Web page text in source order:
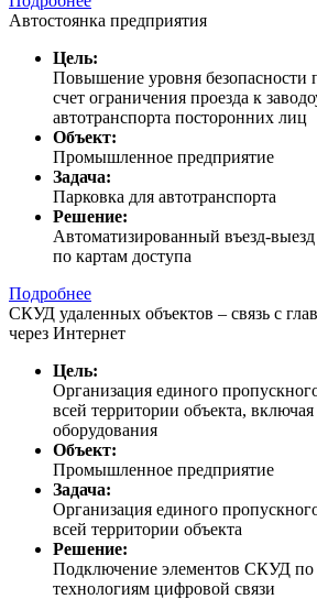
Автостоянка предприятия
Цель:
Повышение уровня безопасности
счет ограничения проезда к
автотранспорта посторонних лиц
Объект:
Промышленное предприятие
Задача:
Парковка для автотранспорта
Решение:
Автоматизированный въезд-
по картам доступа
Подробнее
СКУД удаленных объектов – связь с
через Интернет
Цель:
Организация единого
всей территории объекта, включая
оборудования
Объект:
Промышленное предприятие
Задача:
Организация единого
всей территории объекта
Решение:
Подключение элементов СКУД
технологиям цифровой связи